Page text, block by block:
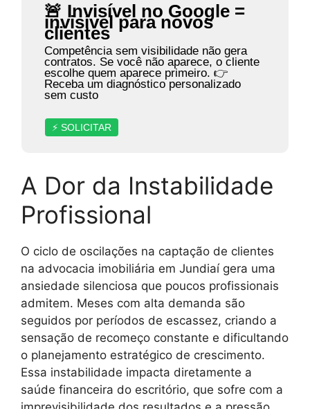
🚨 Invisível no Google =
invisível para novos
clientes
Competência sem visibilidade não gera
contratos. Se você não aparece, o cliente
escolhe quem aparece primeiro. 👉
Receba um diagnóstico personalizado
sem custo
⚡ SOLICITAR
A Dor da Instabilidade
Profissional
O ciclo de oscilações na captação de clientes
na advocacia imobiliária em Jundiaí gera uma
ansiedade silenciosa que poucos profissionais
admitem. Meses com alta demanda são
seguidos por períodos de escassez, criando a
sensação de recomeço constante e dificultando
o planejamento estratégico de crescimento.
Essa instabilidade impacta diretamente a
saúde financeira do escritório, que sofre com a